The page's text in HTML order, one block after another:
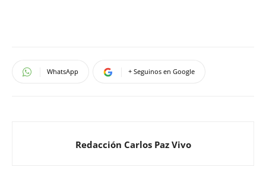
WhatsApp + Seguinos en Google
Redacción Carlos Paz Vivo